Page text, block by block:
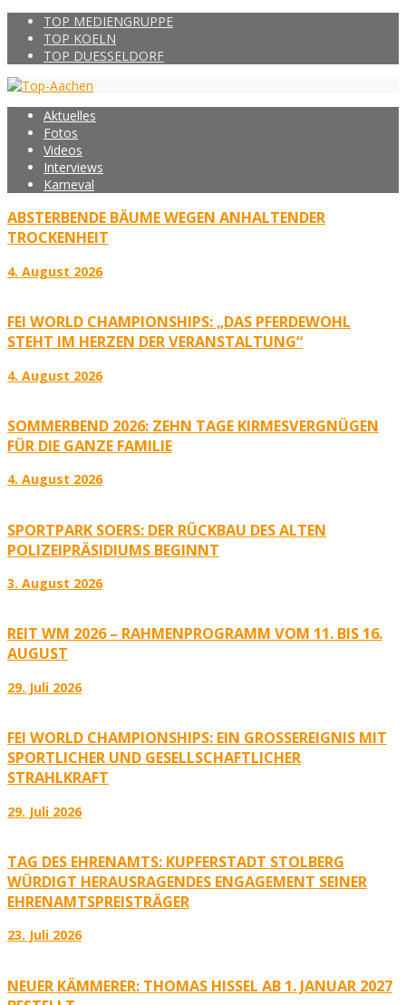
TOP MEDIENGRUPPE
TOP KOELN
TOP DUESSELDORF
Aktuelles
Fotos
Videos
Interviews
Karneval
ABSTERBENDE BÄUME WEGEN ANHALTENDER
TROCKENHEIT
4. August 2026
FEI WORLD CHAMPIONSHIPS: „DAS PFERDEWOHL
STEHT IM HERZEN DER VERANSTALTUNG“
4. August 2026
SOMMERBEND 2026: ZEHN TAGE KIRMESVERGNÜGEN
FÜR DIE GANZE FAMILIE
4. August 2026
SPORTPARK SOERS: DER RÜCKBAU DES ALTEN
POLIZEIPRÄSIDIUMS BEGINNT
3. August 2026
REIT WM 2026 – RAHMENPROGRAMM VOM 11. BIS 16.
AUGUST
29. Juli 2026
FEI WORLD CHAMPIONSHIPS: EIN GROSSEREIGNIS MIT S
PORTLICHER UND GESELLSCHAFTLICHER S
TRAHLKRAFT
29. Juli 2026
TAG DES EHRENAMTS: KUPFERSTADT STOLBERG
WÜRDIGT HERAUSRAGENDES ENGAGEMENT SEINER
EHRENAMTSPREISTRÄGER
23. Juli 2026
NEUER KÄMMERER: THOMAS HISSEL AB 1. JANUAR 2027